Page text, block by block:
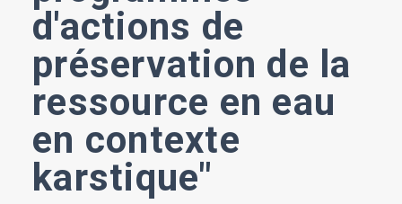
d'actions de
préservation de la
ressource en eau
en contexte
karstique"